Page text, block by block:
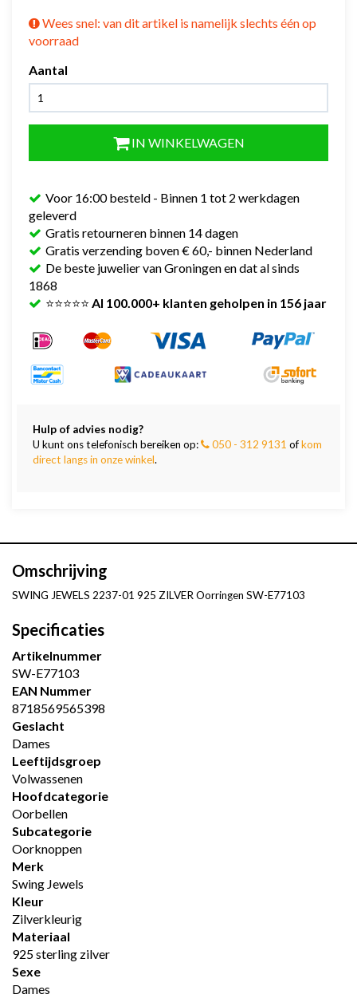
Wees snel: van dit artikel is namelijk slechts één op
voorraad
Aantal
IN WINKELWAGEN
Voor 16:00 besteld - Binnen 1 tot 2 werkdagen
geleverd
Gratis retourneren binnen 14 dagen
Gratis verzending boven € 60,- binnen Nederland
De beste juwelier van Groningen en dat al sinds
1868
⭐⭐⭐⭐⭐ Al 100.000+ klanten geholpen in 156 jaar
Hulp of advies nodig?
U kunt ons telefonisch bereiken op:
050 - 312 9131 ofkom
direct langs in onze winkel.
Omschrijving
SWING JEWELS 2237-01 925 ZILVER Oorringen SW-E77103
Specificaties
Artikelnummer
SW-E77103
EAN Nummer
8718569565398
Geslacht
Dames
Leeftijdsgroep
Volwassenen
Hoofdcategorie
Oorbellen
Subcategorie
Oorknoppen
Merk
Swing Jewels
Kleur
Zilverkleurig
Materiaal
925 sterling zilver
Sexe
Dames